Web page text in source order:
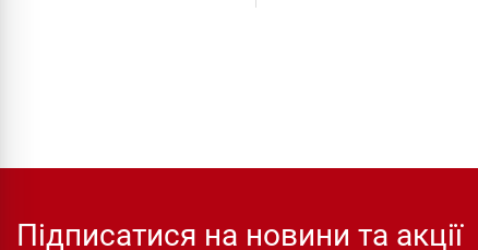
Підписатися на новини та акції